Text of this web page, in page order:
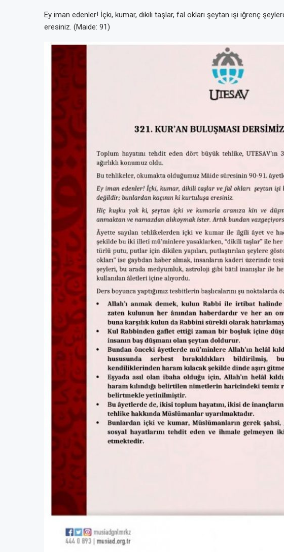
Ey iman edenler! İçki, kumar, dikili taşlar, fal okları şeytan işi iğrenç
eresiniz. (Maide: 91)